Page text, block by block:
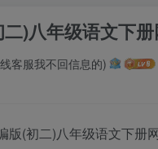
)八年级语文下
客服我不回信息的)
版(初二)八年级语文下册